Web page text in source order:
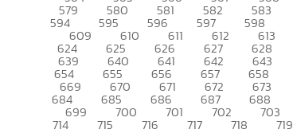
579 580 581 582 583
594 595 596 597 598
609 610 611 612 613
624 625 626 627 628
639 640 641 642 643
654 655 656 657 658
669 670 671 672 673
684 685 686 687 688
699 700 701 702 703
714 715 716 717 718 719